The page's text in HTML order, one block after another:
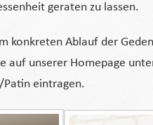
geraten zu lassen.
konkreten Ablauf der
auf unserer Homepage
eintragen.